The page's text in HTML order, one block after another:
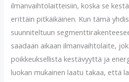
ilmanvaihtolaitteisiin, koska se
erittäin pitkäikäinen. Kun tämä
suunniteltuun
saadaan aikaan ilmanvaihtolaite,
poikkeuksellista kestävyyttä ja
luokan mukainen laatu takaa, että